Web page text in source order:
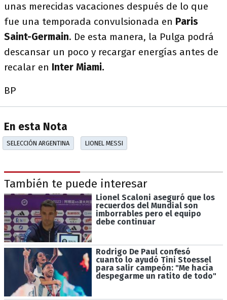
unas merecidas vacaciones después de lo que
fue una temporada convulsionada en Paris
Saint-Germain. De esta manera, la Pulga podrá
descansar un poco y recargar energías antes de
recalar en Inter Miami.
BP
En esta Nota
SELECCIÓN ARGENTINA LIONEL MESSI
También te puede interesar
Lionel Scaloni aseguró que los
recuerdos del Mundial son
imborrables pero el equipo
debe continuar
Rodrigo De Paul confesó
cuanto lo ayudó Tini Stoessel
para salir campeón: "Me hacía
despegarme un ratito de todo"